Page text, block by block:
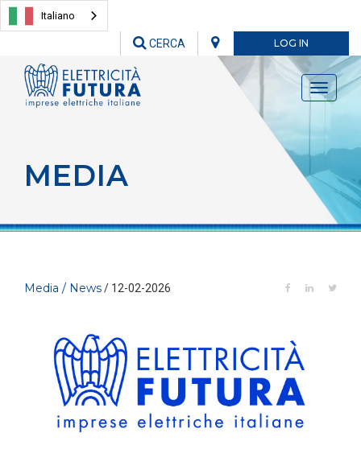
Italiano
LOG IN
CERCA
Toggle
MEDIA
Media / News/ 12-02-2026